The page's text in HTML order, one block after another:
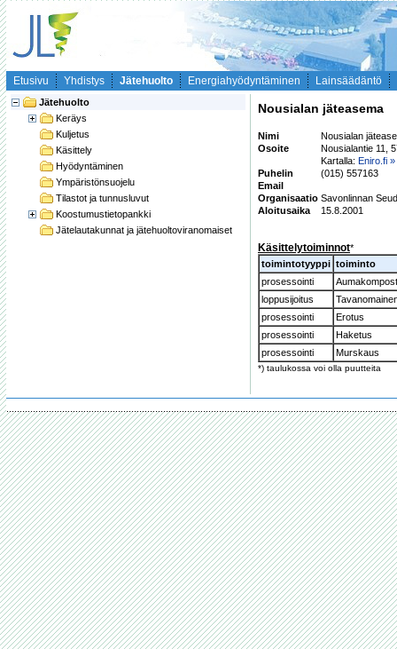
Etusivu Yhdistys Jätehuolto Energiahyödyntäminen Lainsäädäntö
Jätehuolto
Keräys
Kuljetus
Käsittely
Hyödyntäminen
Ympäristönsuojelu
Tilastot ja tunnusluvut
Koostumustietopankki
Jätelautakunnat ja jätehuoltoviranomaiset
Nousialan jäteasema
Nimi
Nousialan
Osoite
Nousialantie 11,
Kartalla: Eniro.fi »
Puhelin
(015) 557163
Email
Organisaatio Savonlinnan
Aloitusaika
15.8.2001
Käsittelytoiminnot*
toimintotyyppi toiminto
prosessointi
loppusijoitus
prosessointi
Erotus
prosessointi
Haketus
prosessointi
Murskaus
*) taulukossa voi olla puutteita